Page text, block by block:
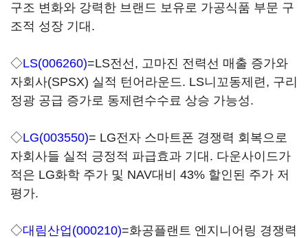
구조 변화와 강력한 브랜드 보유로 가공식품 부문 구
조적 성장 기대.
◇LS(006260)=LS전선, 고마진 전력선 매출 증가와
자회사(SPSX) 실적 턴어라운드. LS니꼬동제련, 구리
정광 공급 증가로 동제련수수료 상승 가능성.
◇LG(003550)= LG전자 스마트폰 경쟁력 회복으로
자회사들 실적 긍정적 파급효과 기대. 다운사이드가
적은 LG화학 주가 및 NAV대비 43% 할인된 주가 저
평가.
◇대림산업(000210)=화공플랜트 엔지니어링 경쟁력